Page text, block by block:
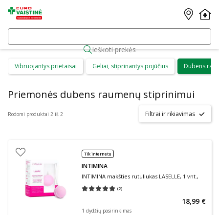
Ieškoti prekės
Vibruojantys prietaisai Geliai, stiprinantys pojūčius Dubens
Priemonės dubens raumenų stiprinimui
Rodomi produktai 2 iš 2 Filtrai ir rikiavimas
Tik internetu
INTIMINA
INTIMINA makšties rutuliukas LASELLE, 1 vnt.,
(2)
Vidutinis įvertinimas 5.00
18,99 €
1 dydžių pasirinkimas